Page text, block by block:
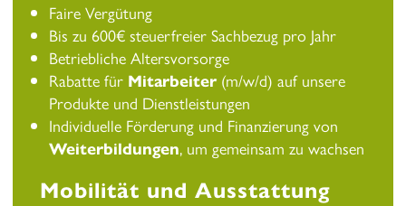
Faire Vergütung
Bis zu 600€ steuerfreier Sachbezug pro Jahr
Betriebliche Altersvorsorge
Rabatte für Mitarbeiter (m/w/d) auf unsere
Produkte und Dienstleistungen
Individuelle Förderung und Finanzierung von
Weiterbildungen, um gemeinsam zu wachsen
Mobilität und Ausstattung